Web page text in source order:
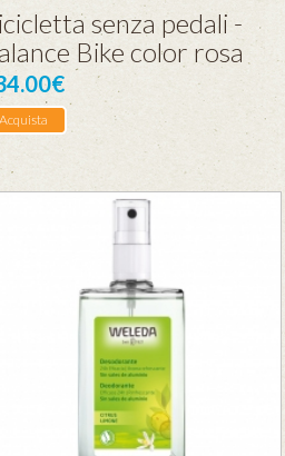
senza pedali -
Bike color rosa
Acquista